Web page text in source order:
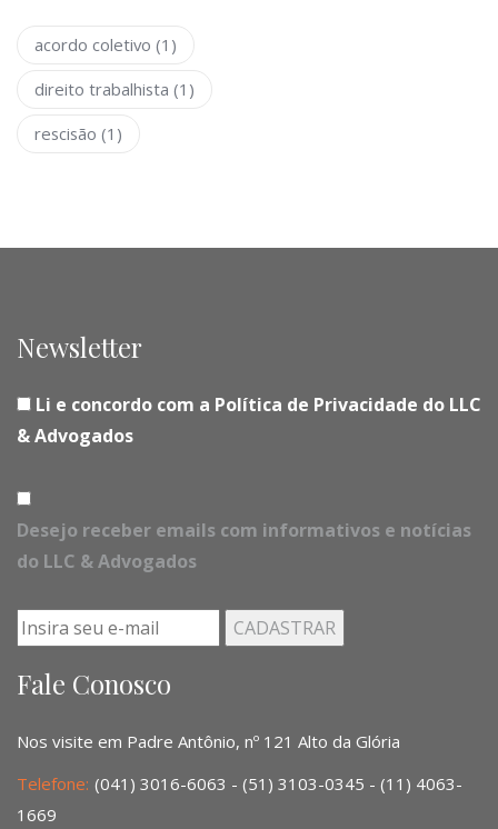
acordo coletivo (1)
direito trabalhista (1)
rescisão (1)
Newsletter
Li e concordo com a Política de Privacidade do LLC
& Advogados
Desejo receber emails com informativos e notícias
do LLC & Advogados
Fale Conosco
Nos visite em Padre Antônio, nº 121 Alto da Glória
Telefone: (041) 3016-6063 - (51) 3103-0345 - (11) 4063-
1669